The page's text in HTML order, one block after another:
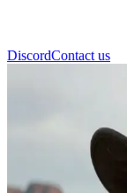
DiscordContact us